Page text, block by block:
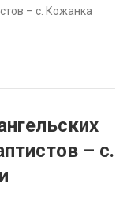
– с. Кожанка
– с.